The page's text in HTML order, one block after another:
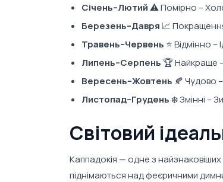
Січень–Лютий⚠️ Помірно –
Березень–Давря 📈
Травень–Червень ⭐ Відмінно –
Липень–Серпень 🏆 Найкраще –
Вересень–Жовтень 🍂 Чудово
Листопад–Грудень ❄️ Змінні –
Світовий
Каппадокія — одне з найзнаковіших
піднімаються над феєричними